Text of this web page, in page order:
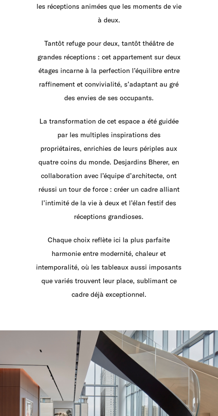
les réceptions animées que les moments de vie
à deux.
Tantôt refuge pour deux, tantôt théâtre de
grandes réceptions : cet appartement sur deux
étages incarne à la perfection l’équilibre entre
raffinement et convivialité, s’adaptant au gré
des envies de ses occupants.
La transformation de cet espace a été guidée
par les multiples inspirations des
propriétaires, enrichies de leurs périples aux
quatre coins du monde. Desjardins Bherer, en
collaboration avec l’équipe d’architecte, ont
réussi un tour de force : créer un cadre alliant
l’intimité de la vie à deux et l’élan festif des
réceptions grandioses.
Chaque choix reflète ici la plus parfaite
harmonie entre modernité, chaleur et
intemporalité, où les tableaux aussi imposants
que variés trouvent leur place, sublimant ce
cadre déjà exceptionnel.